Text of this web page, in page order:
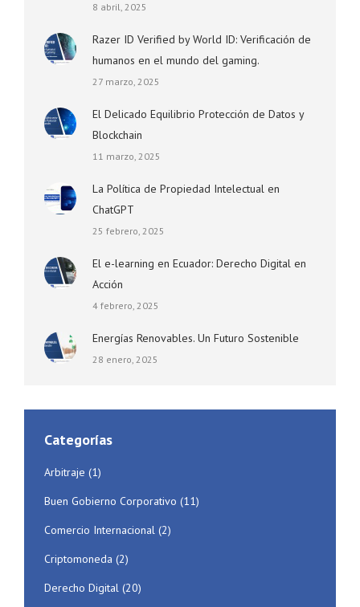
8 abril, 2025
Razer ID Verified by World ID: Verificación de
humanos en el mundo del gaming.
27 marzo, 2025
El Delicado Equilibrio Protección de Datos y
Blockchain
11 marzo, 2025
La Política de Propiedad Intelectual en
ChatGPT
25 febrero, 2025
El e-learning en Ecuador: Derecho Digital en
Acción
4 febrero, 2025
Energías Renovables. Un Futuro Sostenible
28 enero, 2025
Categorías
Arbitraje (1)
Buen Gobierno Corporativo (11)
Comercio Internacional (2)
Criptomoneda (2)
Derecho Digital (20)